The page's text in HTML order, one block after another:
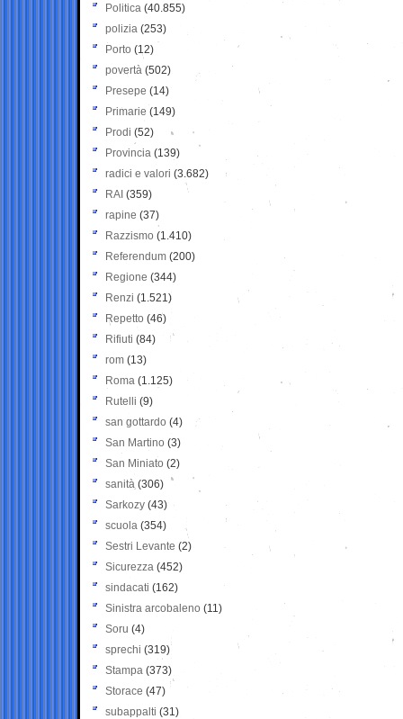
Politica (40.855)
polizia (253)
Porto (12)
povertà (502)
Presepe (14)
Primarie (149)
Prodi (52)
Provincia (139)
radici e valori (3.682)
RAI (359)
rapine (37)
Razzismo (1.410)
Referendum (200)
Regione (344)
Renzi (1.521)
Repetto (46)
Rifiuti (84)
rom (13)
Roma (1.125)
Rutelli (9)
san gottardo (4)
San Martino (3)
San Miniato (2)
sanità (306)
Sarkozy (43)
scuola (354)
Sestri Levante (2)
Sicurezza (452)
sindacati (162)
Sinistra arcobaleno (11)
Soru (4)
sprechi (319)
Stampa (373)
Storace (47)
subappalti (31)